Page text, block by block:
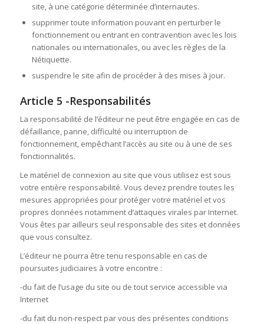
site, à une catégorie déterminée d’internautes.
supprimer toute information pouvant en perturber le
fonctionnement ou entrant en contravention avec les lois
nationales ou internationales, ou avec les règles de la
Nétiquette.
suspendre le site afin de procéder à des mises à jour.
Article 5 -Responsabilités
La responsabilité de l’éditeur ne peut être engagée en cas de
défaillance, panne, difficulté ou interruption de
fonctionnement, empêchant l’accès au site ou à une de ses
fonctionnalités.
Le matériel de connexion au site que vous utilisez est sous
votre entière responsabilité. Vous devez prendre toutes les
mesures appropriées pour protéger votre matériel et vos
propres données notamment d’attaques virales par Internet.
Vous êtes par ailleurs seul responsable des sites et données
que vous consultez.
L’éditeur ne pourra être tenu responsable en cas de
poursuites judiciaires à votre encontre :
-du fait de l’usage du site ou de tout service accessible via
Internet
-du fait du non-respect par vous des présentes conditions